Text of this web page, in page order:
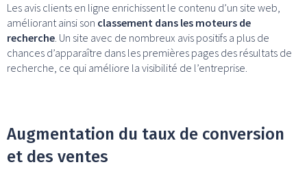
Les avis clients en ligne enrichissent le contenu d’un site web,
améliorant ainsi son classement dans les moteurs de
recherche. Un site avec de nombreux avis positifs a plus de
chances d’apparaître dans les premières pages des résultats de
recherche, ce qui améliore la visibilité de l’entreprise.
Augmentation du taux de conversion
et des ventes